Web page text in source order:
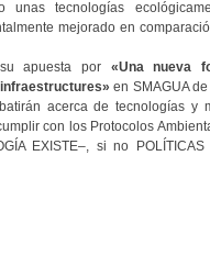
tecnologías
mejorado en
apuesta por «Una nueva
en SMAGUA
acerca de tecnologías y
con los Protocolos
EXISTE–, si no